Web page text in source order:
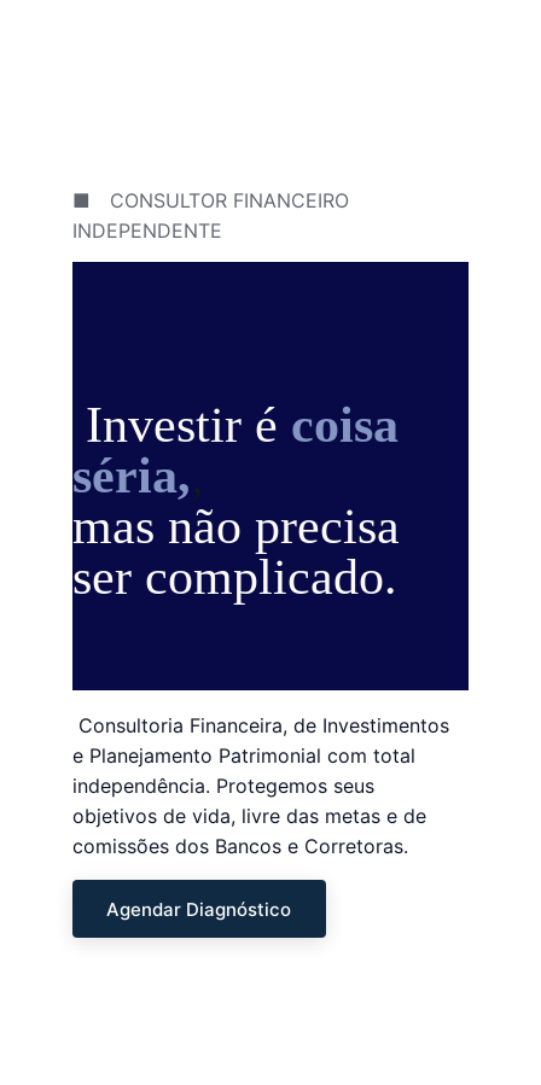
Agendar Diagnóstico
■ CONSULTOR FINANCEIRO
INDEPENDENTE
Investir é coisa
séria,,
mas não precisa
ser complicado.
e Planejamento Patrimonial com total
independência. Protegemos seus
objetivos de vida, livre das metas e de
comissões dos Bancos e Corretoras.